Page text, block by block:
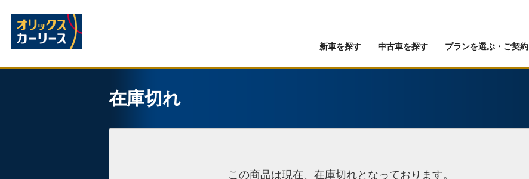
新車を探す 中古車を探す プランを選ぶ・ご契約
在庫切れ
この商品は現在、在庫切れとなっております。